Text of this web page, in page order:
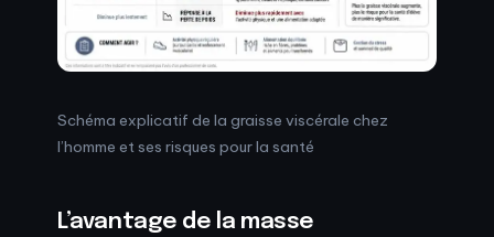
Schéma explicatif de la graisse viscérale chez
l’homme et ses risques pour la santé
L’avantage de la masse